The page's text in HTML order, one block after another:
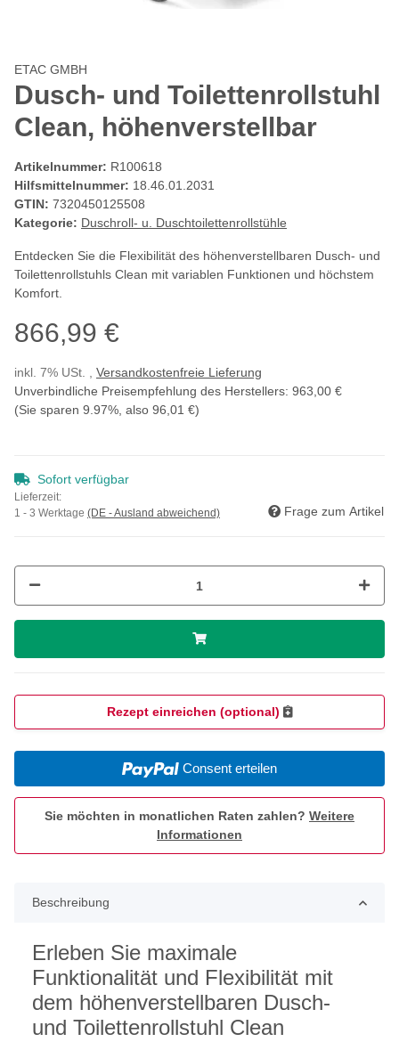
ETAC GMBH
Dusch- und Toilettenrollstuhl
Clean, höhenverstellbar
Artikelnummer: R100618
Hilfsmittelnummer: 18.46.01.2031
GTIN: 7320450125508
Kategorie: Duschroll- u. Duschtoilettenrollstühle
Entdecken Sie die Flexibilität des höhenverstellbaren Dusch- und
Toilettenrollstuhls Clean mit variablen Funktionen und höchstem
Komfort.
866,99 €
inkl. 7% USt. , Versandkostenfreie Lieferung
Unverbindliche Preisempfehlung des Herstellers: 963,00 €
(Sie sparen 9.97% , also 96,01 €)
Sofort verfügbar
Lieferzeit:
1 - 3 Werktage (DE - Ausland abweichend) Frage zum Artikel
Rezept einreichen (optional)
Consent erteilen
Sie möchten in monatlichen Raten zahlen? Weitere
Informationen
Beschreibung
Erleben Sie maximale
Funktionalität und Flexibilität mit
dem höhenverstellbaren Dusch-
und Toilettenrollstuhl Clean